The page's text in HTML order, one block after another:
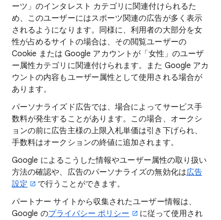
ーツ」のインタレスト カテゴリに関連付けられるた
め、このユーザーにはスポーツ関連の広告が多く表示
されるようになります。同様に、利用者の大部分を女
性が占めるサイトの場合は、その閲覧ユーザーの
Cookie または Google アカウントが「女性」のユーザ
ー属性カテゴリに関連付けられます。また Google アカ
ウントの内容もユーザー属性として使用される場合が
あります。
パーソナライズド広告では、場合によってサービス手
数料が発生することがあります。この場合、オークシ
ョンの前に広告主様の上限入札単価は引き下げられ、
手数料はオークションの終値に追加されます。
Google によるこうした情報やユーザー属性の取り扱い
方法の確認や、広告のパーソナライズの無効化は広告
設定
で行うことができます。
パートナー サイトから収集されたユーザー情報は、
Google のプライバシー ポリシー
に従って使用され